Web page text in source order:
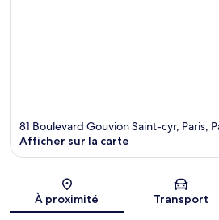
Carte
81 Boulevard Gouvion Saint-cyr, Paris,
Afficher sur la carte
À proximité Transport